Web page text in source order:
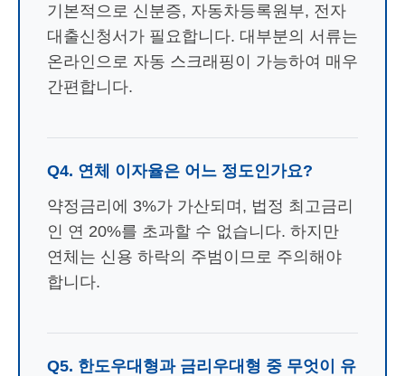
기본적으로 신분증, 자동차등록원부, 전자
대출신청서가 필요합니다. 대부분의 서류는
온라인으로 자동 스크래핑이 가능하여 매우
간편합니다.
Q4. 연체 이자율은 어느 정도인가요?
약정금리에 3%가 가산되며, 법정 최고금리
인 연 20%를 초과할 수 없습니다. 하지만
연체는 신용 하락의 주범이므로 주의해야
합니다.
Q5. 한도우대형과 금리우대형 중 무엇이 유